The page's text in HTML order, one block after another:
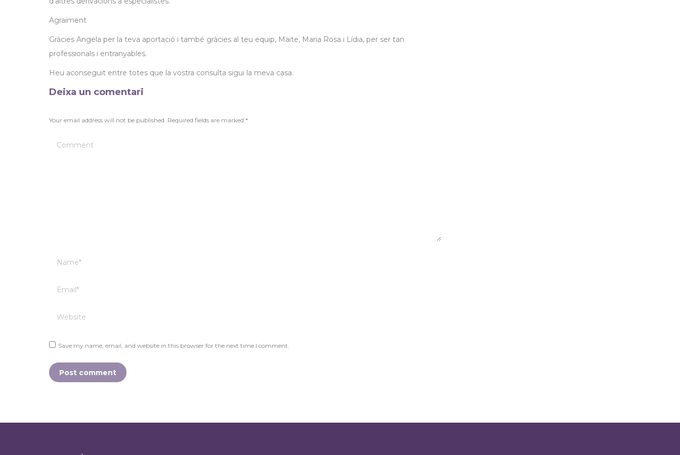
Agraïment
Gràcies Angela per la teva aportació i també gràcies al teu equip, Maite, Maria Rosa i Lídia, per ser tan
professionals i entranyables.
Heu aconseguit entre totes que la vostra consulta sigui la meva casa.
Deixa un comentari
Your email address will not be published. Required fields are marked *
Comment
Name *
Email *
Website
Save my name, email, and website in this browser for the next time I comment.
Post comment